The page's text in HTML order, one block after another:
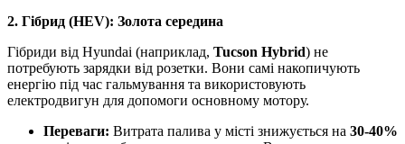
2. Гібрид (HEV): Золота середина
Гібриди від Hyundai (наприклад, Tucson Hybrid) не
потребують зарядки від розетки. Вони самі накопичують
енергію під час гальмування та використовують
електродвигун для допомоги основному мотору.
Переваги: Витрата палива у місті знижується на 30-40%